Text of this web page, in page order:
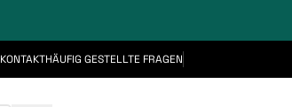
KONTAKTHÄUFIG GESTELLTE FRAGEN